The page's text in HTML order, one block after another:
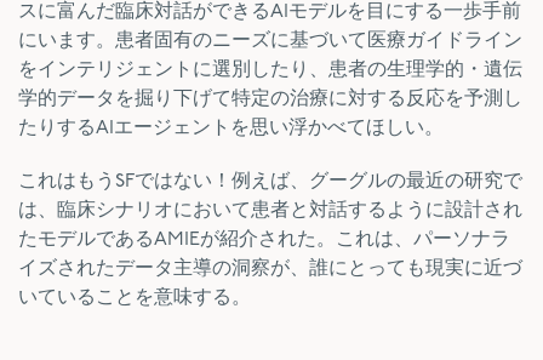
スに富んだ臨床対話ができるAIモデルを目にする一歩手前
にいます。患者固有のニーズに基づいて医療ガイドライン
をインテリジェントに選別したり、患者の生理学的・遺伝
学的データを掘り下げて特定の治療に対する反応を予測し
たりするAIエージェントを思い浮かべてほしい。
これはもうSFではない！例えば、グーグルの最近の研究で
は、臨床シナリオにおいて患者と対話するように設計され
たモデルであるAMIEが紹介された。これは、パーソナラ
イズされたデータ主導の洞察が、誰にとっても現実に近づ
いていることを意味する。